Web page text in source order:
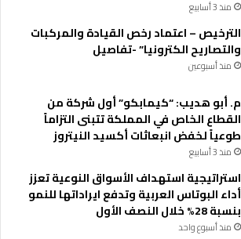
منذ 3 أسابيع
الترخيص – اعتماد رخص القيادة والمركبات
والتصاريح الكترونيا” -تفاصيل
منذ أسبوعين
م. أبو هديب: “كيمابكو” أول شركة من
القطاع الخاص في المملكة تتبنى التزاماً
طوعياً لخفض انبعاثات أكسيد النيتروز
منذ 3 أسابيع
استراتيجية استهداف الأسواق النوعية تعزز
أداء البوتاس العربية وتدفع ايراداتها للنمو
بنسبة 28% خلال النصف الأول
منذ أسبوع واحد